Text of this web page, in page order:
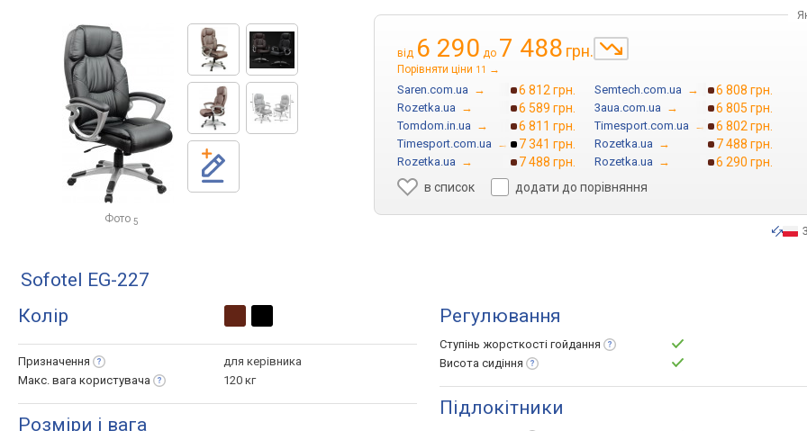
Фото 5
від 6 290 до 7 488 грн.
Порівняти ціни 11 →
Saren.com.ua → 6 812 грн. Semtech.com.ua → 6 808 грн.
Rozetka.ua → 6 589 грн. 3aua.com.ua → 6 805 грн.
Tomdom.in.ua → 6 811 грн. Timesport.com.ua → 6 802 грн.
Timesport.com.ua → 7 341 грн. Rozetka.ua → 7 488 грн.
Rozetka.ua → 7 488 грн. Rozetka.ua →
6 290 грн.
в список
додати до порівняння
Sofotel EG-227
Колір
Призначення
для керівника
Макс. вага користувача 120 кг
Розміри і вага
Регулювання
Ступінь жорсткості гойдання
Висота сидіння
Підлокітники